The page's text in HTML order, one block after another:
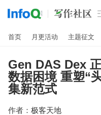
首页 月更活动 主题征文
Gen DAS Dex
数据困境 重塑“
集新范式
作者： 极客天地